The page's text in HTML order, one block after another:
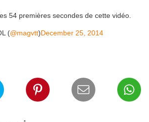
54 premières secondes de cette vidéo.
(@magvtt)December 25, 2014